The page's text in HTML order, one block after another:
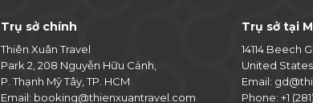
Trụ sở chính
Thiên Xuân Travel
Park 2, 208 Nguyễn Hữu Cảnh,
P. Thạnh Mỹ Tây, TP. HCM
Email: booking@thienxuantravel.com
Trụ sở tại
14114 Beech
United
Email:
Phone: +1